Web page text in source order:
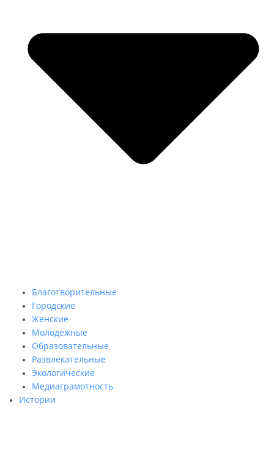
Благотворительные
Городские
Женские
Молодежные
Образовательные
Развлекательные
Экологические
Медиаграмотность
Истории